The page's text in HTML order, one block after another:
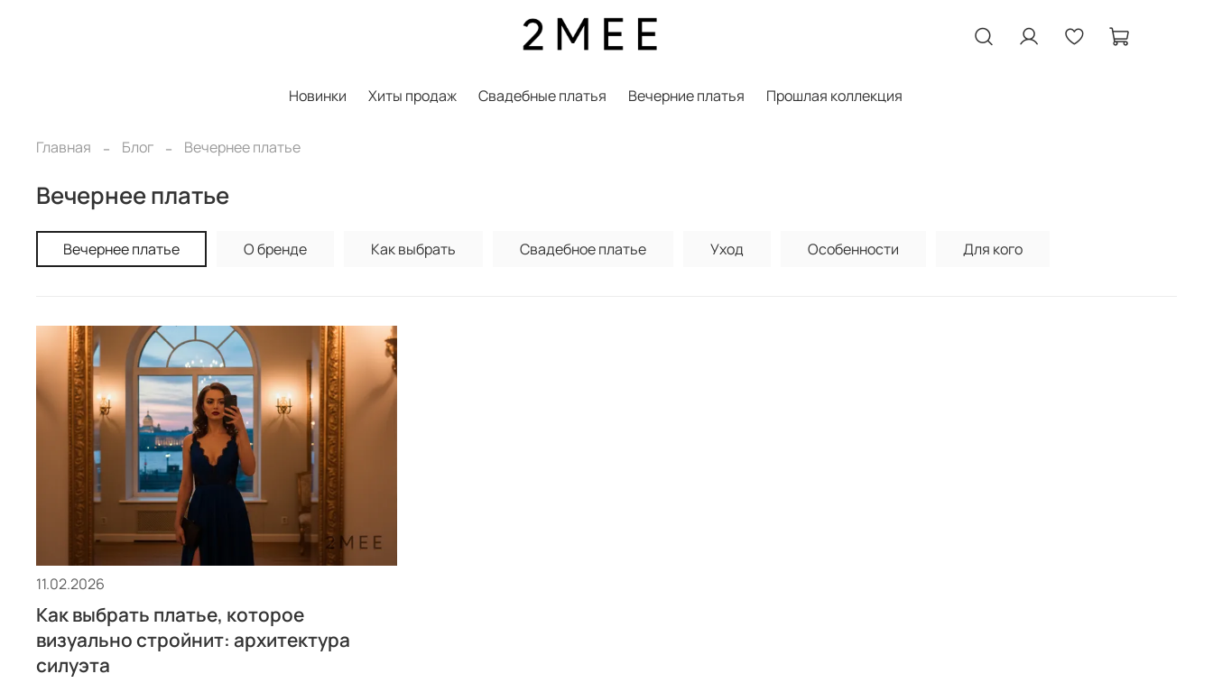
Новинки Хиты продаж Свадебные платья Вечерние платья Прошлая коллекция
Главная Блог Вечернее платье
Вечернее платье
Вечернее платье О бренде Как выбрать Свадебное платье Уход Особенности Для кого
11.02.2026
Как выбрать платье, которое
визуально стройнит: архитектура
силуэта